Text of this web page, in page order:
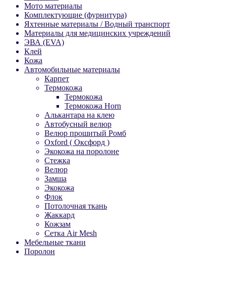
Мото материалы
Комплектующие (фурнитура)
Яхтенные материалы / Водный транспорт
Материалы для медицинских учреждений
ЭВА (EVA)
Клей
Кожа
Автомобильные материалы
Карпет
Термокожа
Термокожа
Термокожа Horn
Алькантара на клею
Автобусный велюр
Велюр прошитый Ромб
Oxford ( Оксфорд )
Экокожа на поролоне
Стежка
Велюр
Замша
Экокожа
Флок
Потолочная ткань
Жаккард
Кожзам
Сетка Air Mesh
Мебельные ткани
Поролон